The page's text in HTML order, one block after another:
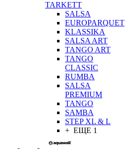
TARKETT
SALSA
EUROPARQUET
KLASSIKA
SALSA ART
TANGO ART
TANGO
CLASSIC
RUMBA
SALSA
PREMIUM
TANGO
SAMBA
STEP XL & L
+ ЕЩЕ 1